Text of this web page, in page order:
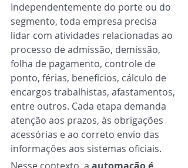
Independentemente do porte ou do
segmento, toda empresa precisa
lidar com atividades relacionadas ao
processo de admissão, demissão,
folha de pagamento, controle de
ponto, férias, benefícios, cálculo de
encargos trabalhistas, afastamentos,
entre outros. Cada etapa demanda
atenção aos prazos, às obrigações
acessórias e ao correto envio das
informações aos sistemas oficiais.